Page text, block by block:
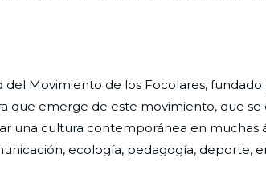
Movimiento de los Focolares,
que emerge de este movimiento, que
una cultura contemporánea en muchas
ecología, pedagogía, deporte,